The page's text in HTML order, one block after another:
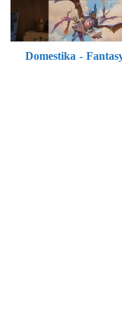
Domestika -